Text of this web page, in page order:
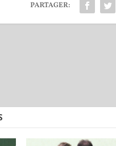
PARTAGER: